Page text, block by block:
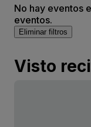
No hay eventos
eventos.
Eliminar filtros
Visto